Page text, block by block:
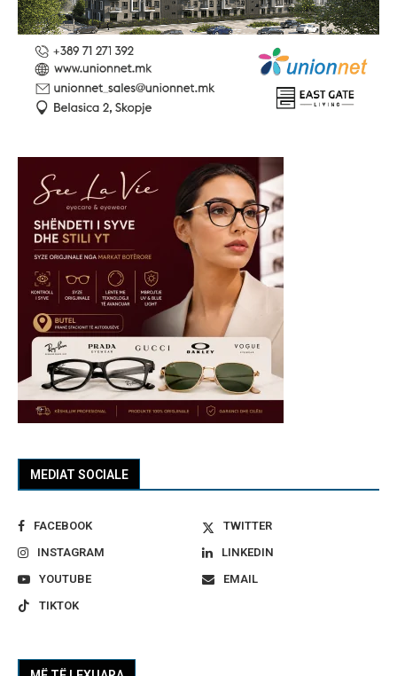
MEDIAT SOCIALE
FACEBOOK
TWITTER
INSTAGRAM
LINKEDIN
YOUTUBE
EMAIL
TIKTOK